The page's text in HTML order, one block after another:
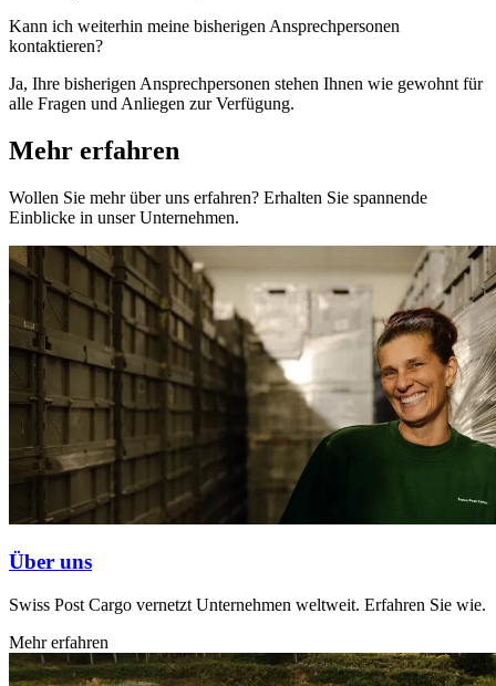
Kann ich weiterhin meine bisherigen Ansprechpersonen
kontaktieren?
Ja, Ihre bisherigen Ansprechpersonen stehen Ihnen wie gewohnt für
alle Fragen und Anliegen zur Verfügung.
Mehr erfahren
Wollen Sie mehr über uns erfahren? Erhalten Sie spannende
Einblicke in unser Unternehmen.
Über uns
Swiss Post Cargo vernetzt Unternehmen weltweit. Erfahren Sie wie.
Mehr erfahren